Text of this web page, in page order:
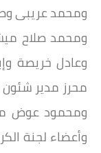
ومحمد عريبى
ومحمد صلاح
وعادل خريصة
محرز مدير
ومحمود عوض
وأعضاء لجنة